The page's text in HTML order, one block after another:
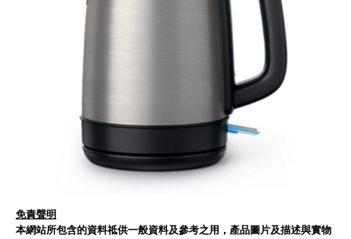
免責聲明
本網站所包含的資料祗供一般資料及參考之用，產品圖片及描述與實物